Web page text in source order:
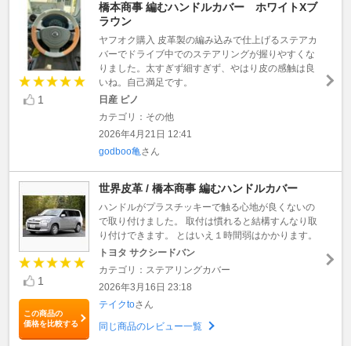
1
橋本商事 編むハンドルカバー ホワイトXブ
ラウン
ヤフオク購入 皮革製の編み込みで仕上げるステアカ
バーでドライブ中でのステアリングが握りやすくな
りました。太すぎず細すぎず、やはり皮の感触は良
いね。自己満足です。
日産 ピノ
カテゴリ：その他
2026年4月21日 12:41
godboo亀 さん
1
この商品の
価格を比較する
世界皮革 / 橋本商事 編むハンドルカバー
ハンドルがプラスチッキーで触る心地が良くないの
で取り付けました。 取付は慣れると結構すんなり取
り付けできます。 とはいえ１時間弱はかかります。
トヨタ サクシードバン
カテゴリ：ステアリングカバー
2026年3月16日 23:18
テイクtoさん
同じ商品のレビュー一覧